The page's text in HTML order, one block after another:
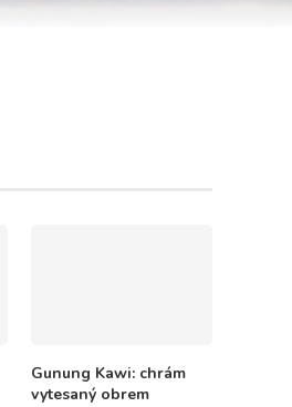
Gunung Kawi: chrám
vytesaný obrem